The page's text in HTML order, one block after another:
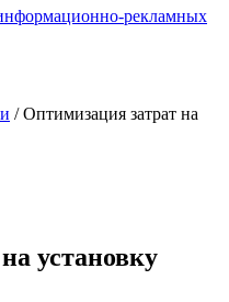
рекламных
/Оптимизация затрат на
установку